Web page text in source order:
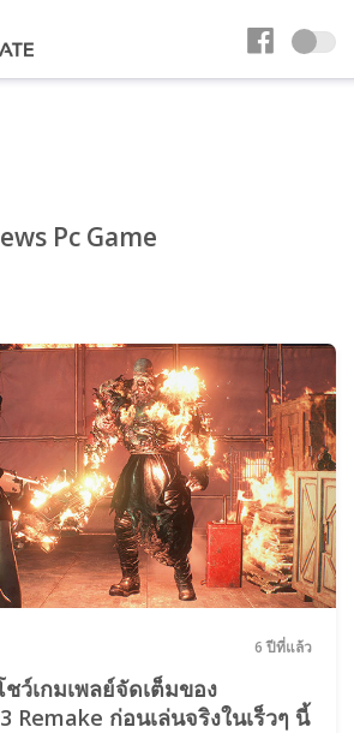
Pc Game
6 ปีที่แล้ว
ว์เกมเพลย์จัดเต็มของ
Remake ก่อนเล่นจริงในเร็วๆ นี้